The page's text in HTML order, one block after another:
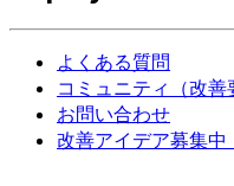
よくある質問
コミュニティ（改善
お問い合わせ
改善アイデア募集中